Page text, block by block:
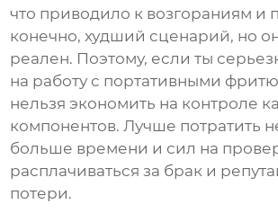
что приводило к возгораниям и
конечно, худший сценарий, но
реален. Поэтому, если ты
на работу с портативными
нельзя экономить на контроле
компонентов. Лучше потратить
больше времени и сил на
расплачиваться за брак и
потери.